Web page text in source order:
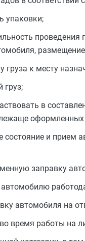
упаковки;
проведения
груза к месту
груз;
в
состояние и прием
заправку
автомобиля на
время работы на